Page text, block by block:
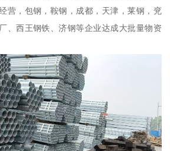
营，包钢，鞍钢，成都，天津，莱钢，兖
、西王钢铁、济钢等企业达成大批量物资